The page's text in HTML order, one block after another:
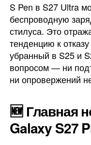
S Pen в S27 Ultra
беспроводную
стилуса. Это
тенденцию к
убранный в S25 и
вопросом — ни
ни опровержений
🆕 Главная
Galaxy S27